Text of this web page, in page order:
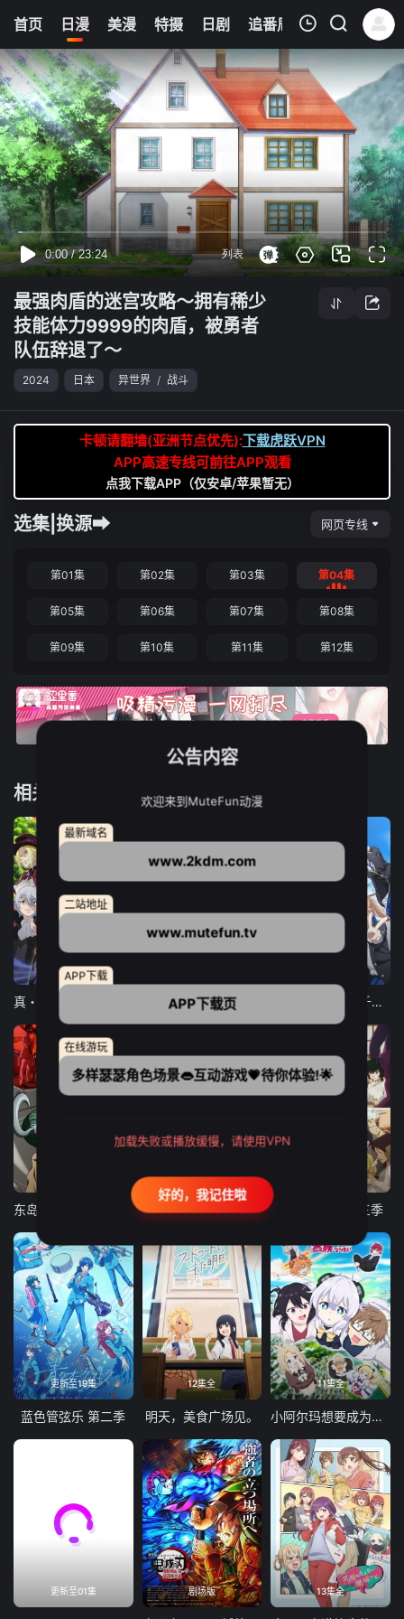
首页 日漫 美漫 特摄 日剧 追番周表 今日更新
0
我的观影记录
第04集
最强肉盾的迷宫攻略～拥有稀少技能体力9999的肉盾，被勇者队伍辞退了～
最强肉盾的迷宫攻略～拥有稀少
技能体力9999的肉盾，被勇者
队伍辞退了～
2024 日本 异世界 / 战斗
卡顿请翻墙(亚洲节点优先):下载虎跃VPN
APP高速专线可前往APP观看
点我下载APP（仅安卓/苹果暂无）
选集|换源➡ 网页专线
第01集 第02集 第03集 第04集
第05集 第06集 第07集 第08集
第09集 第10集 第11集 第12集
相关推荐
12集全
东京猫猫 NEW～♡ 弹珠汽水瓶里的千岁同学
更新至21集
古诺希亚 致不灭的你 第三季
更新至19集
蓝色管弦乐 第二季
12集全
明天，美食广场见。
11集全
小阿尔玛想要成为家人
更新至01集 剧场版 13集全
公告内容
欢迎来到MuteFun动漫
最新域名
www.2kdm.com
二站地址
www.mutefun.tv
APP下载
APP下载页
在线游玩
多样瑟瑟角色场景👄互动游戏💗待你体验!🌟
加载失败或播放缓慢，请使用VPN
好的，我记住啦